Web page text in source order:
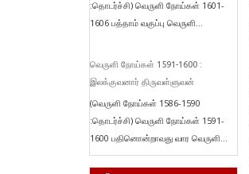
:தொடர்ச்சி) வெருளி நோய்கள் 1601-
1606 பத்தாம் வகுப்பு வெருளி...
வெருளி நோய்கள் 1591-1600 :
இலக்குவனார் திருவள்ளுவன்
(வெருளி நோய்கள் 1586-1590
:தொடர்ச்சி) வெருளி நோய்கள் 1591-
1600 பதினொன்றாவது வார வெருளி...